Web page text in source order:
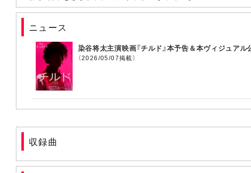
ニュース
染谷将太主演映画『チルド』本予告＆本ヴィジュア
（2026/05/07掲載）
収録曲